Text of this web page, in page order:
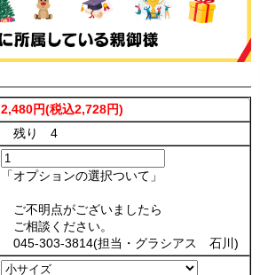
2,480円(税込2,728円)
残り 4
「オプションの選択ついて」
ご不明点がございましたら
ご相談ください。
045-303-3814(担当・グラシアス 石川)